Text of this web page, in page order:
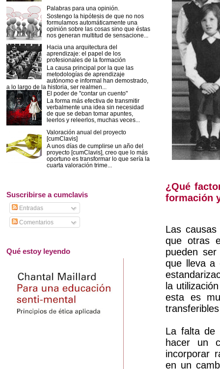
¿Qué
formación
Las
que otras
pueden
que lleva a
la
esta es
La falta de
hacer un
incorporar
en un
Palabras para una opinión.
Sostengo la hipótesis de que no nos
formulamos automáticamente una
opinión sobre las cosas sino que éstas
nos generan multitud de sensacione...
Hacia una arquitectura del
aprendizaje: el papel de los
profesionales de la formación
La causa principal por la que las
metodologías de aprendizaje
autónomo e informal han demostrado,
a lo largo de la historia, ser realmen...
El poder de "contar un cuento"
La forma más efectiva de transmitir
verbalmente una idea sin necesidad
de que se deban tomar apuntes,
leerlos y releerlos, muchas veces...
Valoración anual del proyecto
[cumClavis]
A unos días de cumplirse un año del
proyecto [cumClavis], creo que lo más
oportuno es transformar lo que sería la
cuarta valoración trime...
Suscribirse a cumclavis
Entradas
Comentarios
Qué estoy leyendo